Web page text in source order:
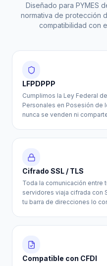
Diseñado para PYMES
normativa de protección
compatibilidad con
LFPDPPP
Cumplimos la Ley Federal
Personales en Posesión de
nunca se venden ni
Cifrado SSL / TLS
Toda la comunicación entre
servidores viaja cifrada con
tu barra de direcciones lo
Compatible con CFDI